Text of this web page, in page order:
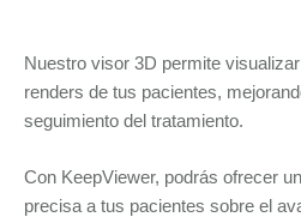
Nuestro visor 3D permite
renders de tus pacientes,
seguimiento del tratamiento.
Con KeepViewer, podrás ofrecer
precisa a tus pacientes sobre el